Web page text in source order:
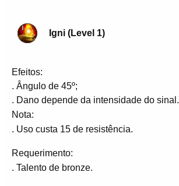
Igni (Level 1)
Efeitos:
. Ângulo de 45º;
. Dano depende da intensidade do sinal.
Nota:
. Uso custa 15 de resistência.
Requerimento:
. Talento de bronze.